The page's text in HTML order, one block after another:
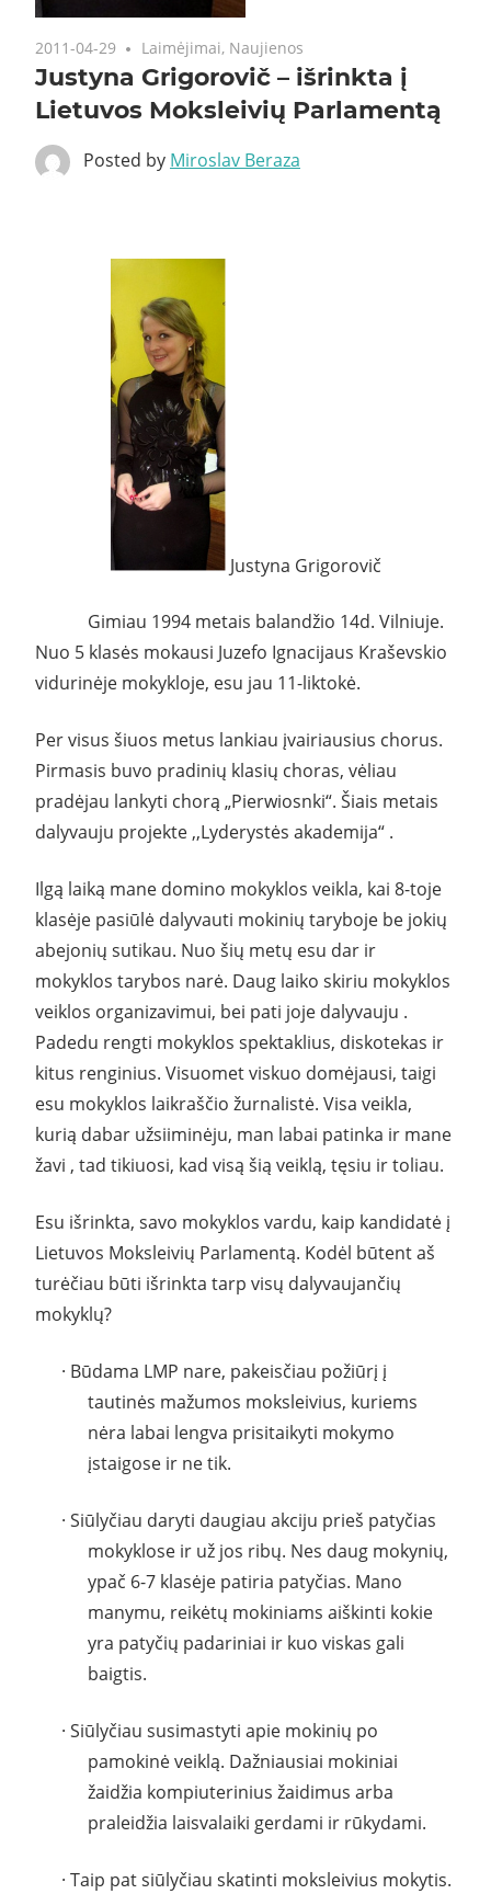
2011-04-29 Laimėjimai, Naujienos
Justyna Grigorovič – išrinkta į
Lietuvos Moksleivių Parlamentą
Posted by Miroslav Beraza
Justyna Grigorovič
Gimiau 1994 metais balandžio 14d. Vilniuje.
Nuo 5 klasės mokausi Juzefo Ignacijaus Kraševskio
vidurinėje mokykloje, esu jau 11-liktokė.
Per visus šiuos metus lankiau įvairiausius chorus.
Pirmasis buvo pradinių klasių choras, vėliau
pradėjau lankyti chorą „Pierwiosnki“. Šiais metais
dalyvauju projekte ,,Lyderystės akademija“ .
Ilgą laiką mane domino mokyklos veikla, kai 8-toje
klasėje pasiūlė dalyvauti mokinių taryboje be jokių
abejonių sutikau. Nuo šių metų esu dar ir
mokyklos tarybos narė. Daug laiko skiriu mokyklos
veiklos organizavimui, bei pati joje dalyvauju .
Padedu rengti mokyklos spektaklius, diskotekas ir
kitus renginius. Visuomet viskuo domėjausi, taigi
esu mokyklos laikraščio žurnalistė. Visa veikla,
kurią dabar užsiiminėju, man labai patinka ir mane
žavi , tad tikiuosi, kad visą šią veiklą, tęsiu ir toliau.
Esu išrinkta, savo mokyklos vardu, kaip kandidatė į
Lietuvos Moksleivių Parlamentą. Kodėl būtent aš
turėčiau būti išrinkta tarp visų dalyvaujančių
mokyklų?
· Būdama LMP nare, pakeisčiau požiūrį į
tautinės mažumos moksleivius, kuriems
nėra labai lengva prisitaikyti mokymo
įstaigose ir ne tik.
· Siūlyčiau daryti daugiau akciju prieš patyčias
mokyklose ir už jos ribų. Nes daug mokynių,
ypač 6-7 klasėje patiria patyčias. Mano
manymu, reikėtų mokiniams aiškinti kokie
yra patyčių padariniai ir kuo viskas gali
baigtis.
· Siūlyčiau susimastyti apie mokinių po
pamokinė veiklą. Dažniausiai mokiniai
žaidžia kompiuterinius žaidimus arba
praleidžia laisvalaiki gerdami ir rūkydami.
· Taip pat siūlyčiau skatinti moksleivius mokytis.